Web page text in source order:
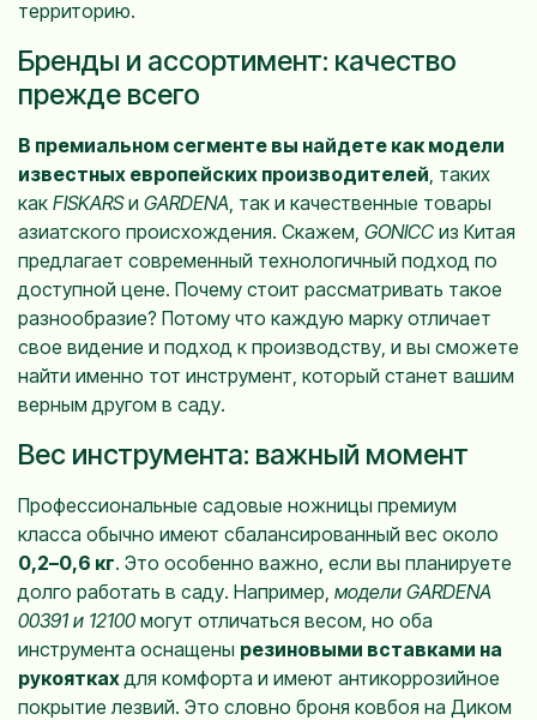
территорию.
Бренды и ассортимент: качество
прежде всего
В премиальном сегменте вы найдете как модели
известных европейских производителей, таких
как FISKARSи GARDENA, так и качественные товары
азиатского происхождения. Скажем, GONICC из Китая
предлагает современный технологичный подход по
доступной цене. Почему стоит рассматривать такое
разнообразие? Потому что каждую марку отличает
свое видение и подход к производству, и вы сможете
найти именно тот инструмент, который станет вашим
верным другом в саду.
Вес инструмента: важный момент
Профессиональные садовые ножницы премиум
класса обычно имеют сбалансированный вес около
0,2–0,6 кг. Это особенно важно, если вы планируете
долго работать в саду. Например, модели GARDENA
00391 и 12100 могут отличаться весом, но оба
инструмента оснащены резиновыми вставками на
рукояткахдля комфорта и имеют антикоррозийное
покрытие лезвий. Это словно броня ковбоя на Диком